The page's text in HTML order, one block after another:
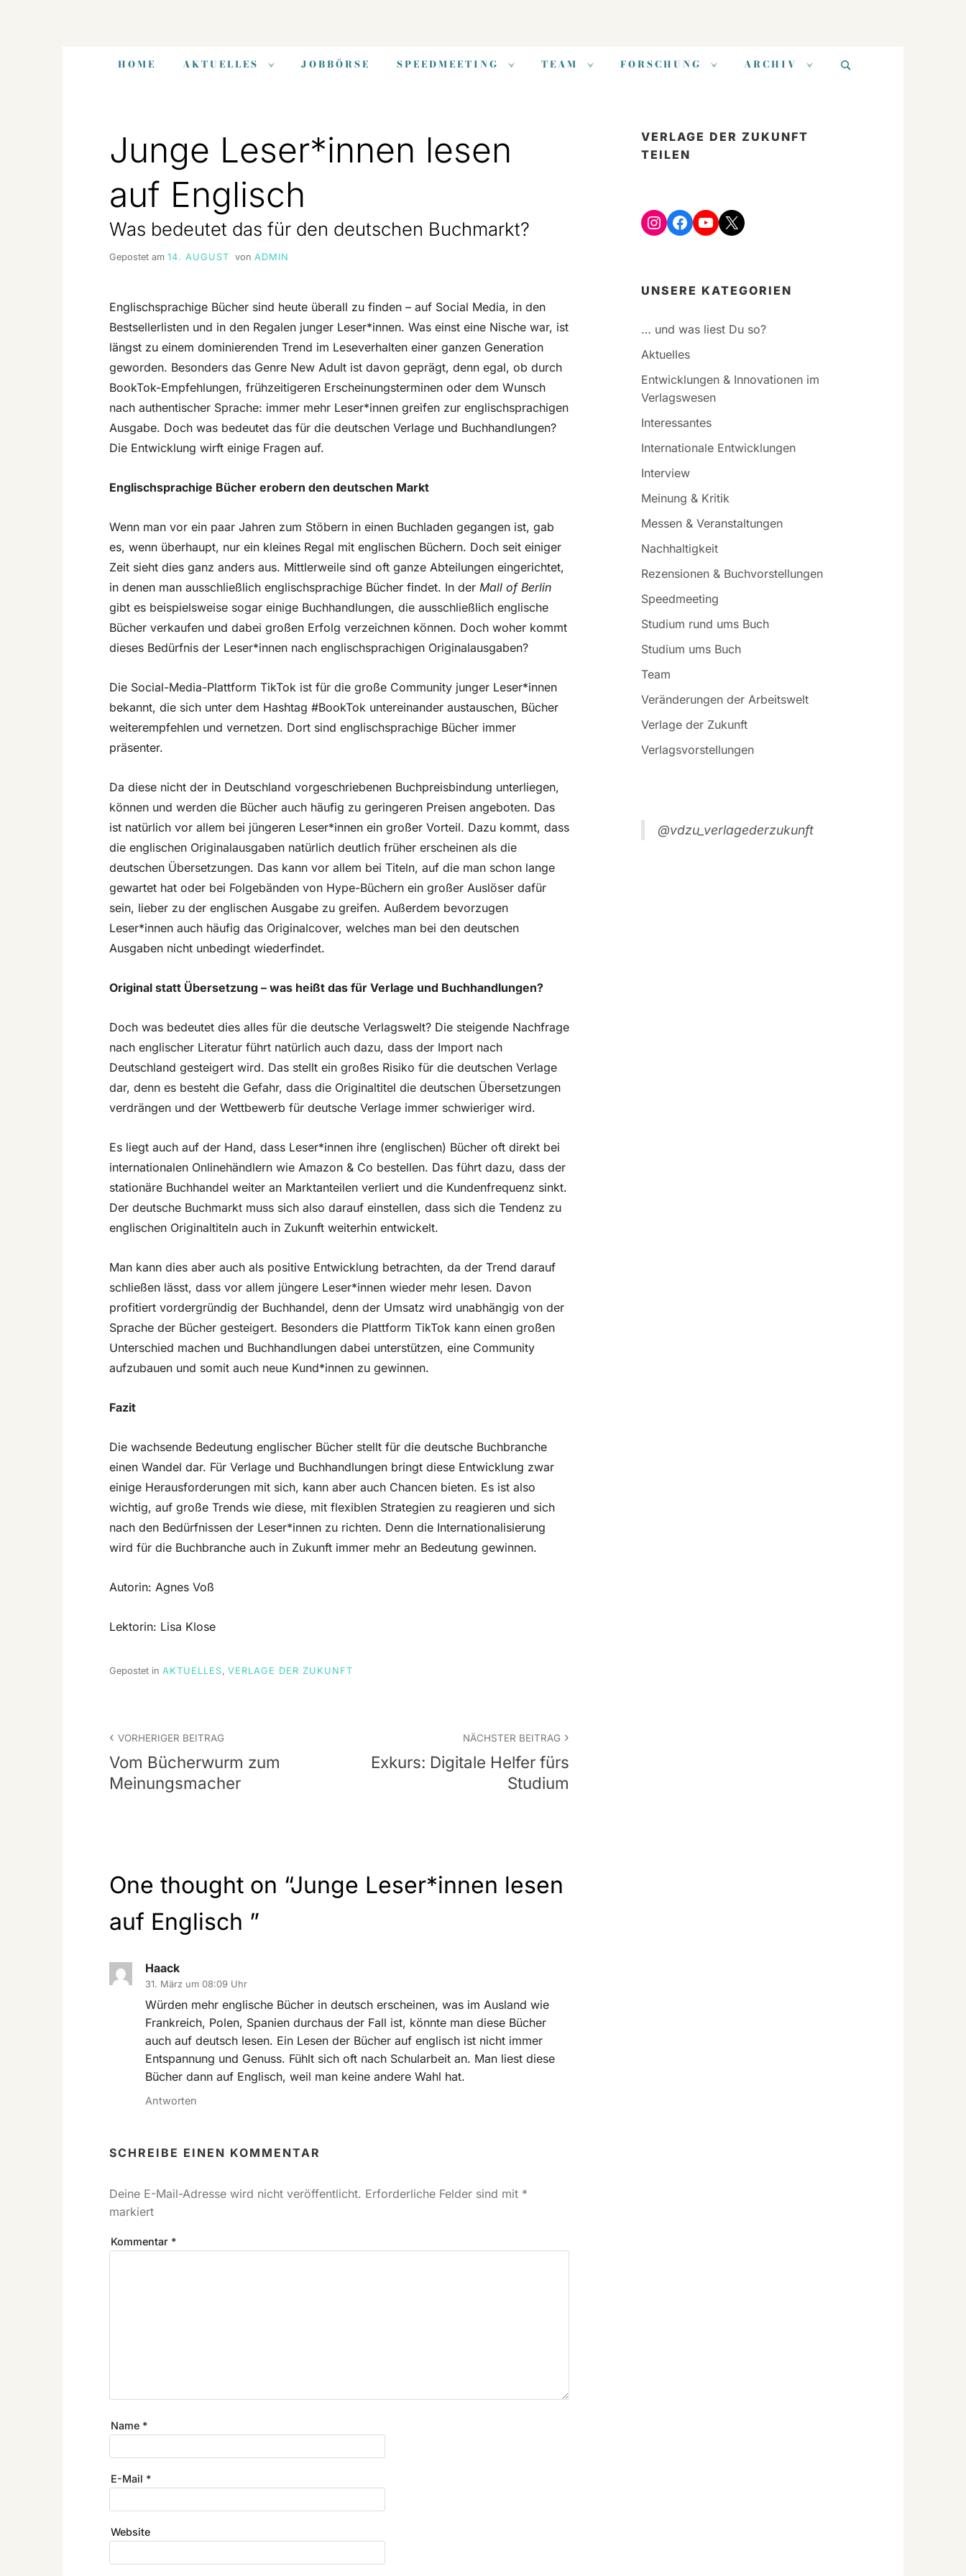
HOME AKTUELLES JOBBÖRSE SPEEDMEETING TEAM FORSCHUNG ARCHIV
nach:
Junge Leser*innen lesen
auf Englisch
Was bedeutet das für den deutschen Buchmarkt?
Gepostet am 14. AUGUST von ADMIN
Englischsprachige Bücher sind heute überall zu finden – auf Social Media, in den
Bestsellerlisten und in den Regalen junger Leser*innen. Was einst eine Nische war, ist
längst zu einem dominierenden Trend im Leseverhalten einer ganzen Generation
geworden. Besonders das Genre New Adult ist davon geprägt, denn egal, ob durch
BookTok-Empfehlungen, frühzeitigeren Erscheinungsterminen oder dem Wunsch
nach authentischer Sprache: immer mehr Leser*innen greifen zur englischsprachigen
Ausgabe. Doch was bedeutet das für die deutschen Verlage und Buchhandlungen?
Die Entwicklung wirft einige Fragen auf.
Englischsprachige Bücher erobern den deutschen Markt
Wenn man vor ein paar Jahren zum Stöbern in einen Buchladen gegangen ist, gab
es, wenn überhaupt, nur ein kleines Regal mit englischen Büchern. Doch seit einiger
Zeit sieht dies ganz anders aus. Mittlerweile sind oft ganze Abteilungen eingerichtet,
in denen man ausschließlich englischsprachige Bücher findet. In der Mall of Berlin
gibt es beispielsweise sogar einige Buchhandlungen, die ausschließlich englische
Bücher verkaufen und dabei großen Erfolg verzeichnen können. Doch woher kommt
dieses Bedürfnis der Leser*innen nach englischsprachigen Originalausgaben?
Die Social-Media-Plattform TikTok ist für die große Community junger Leser*innen
bekannt, die sich unter dem Hashtag #BookTok untereinander austauschen, Bücher
weiterempfehlen und vernetzen. Dort sind englischsprachige Bücher immer
präsenter.
Da diese nicht der in Deutschland vorgeschriebenen Buchpreisbindung unterliegen,
können und werden die Bücher auch häufig zu geringeren Preisen angeboten. Das
ist natürlich vor allem bei jüngeren Leser*innen ein großer Vorteil. Dazu kommt, dass
die englischen Originalausgaben natürlich deutlich früher erscheinen als die
deutschen Übersetzungen. Das kann vor allem bei Titeln, auf die man schon lange
gewartet hat oder bei Folgebänden von Hype-Büchern ein großer Auslöser dafür
sein, lieber zu der englischen Ausgabe zu greifen. Außerdem bevorzugen
Leser*innen auch häufig das Originalcover, welches man bei den deutschen
Ausgaben nicht unbedingt wiederfindet.
Original statt Übersetzung – was heißt das für Verlage und Buchhandlungen?
Doch was bedeutet dies alles für die deutsche Verlagswelt? Die steigende Nachfrage
nach englischer Literatur führt natürlich auch dazu, dass der Import nach
Deutschland gesteigert wird. Das stellt ein großes Risiko für die deutschen Verlage
dar, denn es besteht die Gefahr, dass die Originaltitel die deutschen Übersetzungen
verdrängen und der Wettbewerb für deutsche Verlage immer schwieriger wird.
Es liegt auch auf der Hand, dass Leser*innen ihre (englischen) Bücher oft direkt bei
internationalen Onlinehändlern wie Amazon & Co bestellen. Das führt dazu, dass der
stationäre Buchhandel weiter an Marktanteilen verliert und die Kundenfrequenz sinkt.
Der deutsche Buchmarkt muss sich also darauf einstellen, dass sich die Tendenz zu
englischen Originaltiteln auch in Zukunft weiterhin entwickelt.
Man kann dies aber auch als positive Entwicklung betrachten, da der Trend darauf
schließen lässt, dass vor allem jüngere Leser*innen wieder mehr lesen. Davon
profitiert vordergründig der Buchhandel, denn der Umsatz wird unabhängig von der
Sprache der Bücher gesteigert. Besonders die Plattform TikTok kann einen großen
Unterschied machen und Buchhandlungen dabei unterstützen, eine Community
aufzubauen und somit auch neue Kund*innen zu gewinnen.
Fazit
Die wachsende Bedeutung englischer Bücher stellt für die deutsche Buchbranche
einen Wandel dar. Für Verlage und Buchhandlungen bringt diese Entwicklung zwar
einige Herausforderungen mit sich, kann aber auch Chancen bieten. Es ist also
wichtig, auf große Trends wie diese, mit flexiblen Strategien zu reagieren und sich
nach den Bedürfnissen der Leser*innen zu richten. Denn die Internationalisierung
wird für die Buchbranche auch in Zukunft immer mehr an Bedeutung gewinnen.
Autorin: Agnes Voß
Lektorin: Lisa Klose
Gepostet in AKTUELLES, VERLAGE DER ZUKUNFT
Navigation
VORHERIGER BEITRAG
Vom Bücherwurm zum
Meinungsmacher
NÄCHSTER BEITRAG
Exkurs: Digitale Helfer fürs
Studium
One thought on “Junge Leser*innen lesen
auf Englisch ”
Haack
31. März um 08:09 Uhr
Würden mehr englische Bücher in deutsch erscheinen, was im Ausland wie
Frankreich, Polen, Spanien durchaus der Fall ist, könnte man diese Bücher
auch auf deutsch lesen. Ein Lesen der Bücher auf englisch ist nicht immer
Entspannung und Genuss. Fühlt sich oft nach Schularbeit an. Man liest diese
Bücher dann auf Englisch, weil man keine andere Wahl hat.
Antworten
SCHREIBE EINEN KOMMENTAR
Deine E-Mail-Adresse wird nicht veröffentlicht. Erforderliche Felder sind mit *
markiert
Kommentar *
Name *
E-Mail *
Website
VERLAGE DER ZUKUNFT
TEILEN
Instagram
Facebook
YouTube
X
UNSERE KATEGORIEN
… und was liest Du so?
Aktuelles
Entwicklungen & Innovationen im
Verlagswesen
Interessantes
Internationale Entwicklungen
Interview
Meinung & Kritik
Messen & Veranstaltungen
Nachhaltigkeit
Rezensionen & Buchvorstellungen
Speedmeeting
Studium rund ums Buch
Studium ums Buch
Team
Veränderungen der Arbeitswelt
Verlage der Zukunft
Verlagsvorstellungen
@vdzu_verlagederzukunft